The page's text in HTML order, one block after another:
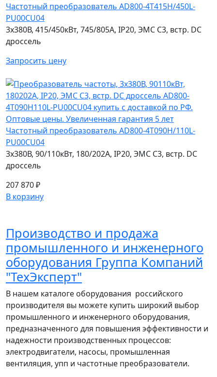
Частотный преобразователь AD800-4T415H/450L-
PU00CU04
3х380В, 415/450кВт, 745/805А, IP20, ЭМС С3, встр. DC
дроссель
Запросить цену
Частотный преобразователь AD800-4T090H/110L-
PU00CU04
3х380В, 90/110кВт, 180/202А, IP20, ЭМС С3, встр. DC
дроссель
207 870 ₽
В корзину
Производство и продажа
промышленного и инженерного
оборудования Группа Компаний
"ТехЭксперт"
В нашем каталоге оборудования российского
производителя вы можете купить широкий выбор
промышленного и инженерного оборудования,
предназначенного для повышения эффективности и
надежности производственных процессов:
электродвигатели, насосы, промышленная
вентиляция, упп и частотные преобразователи.